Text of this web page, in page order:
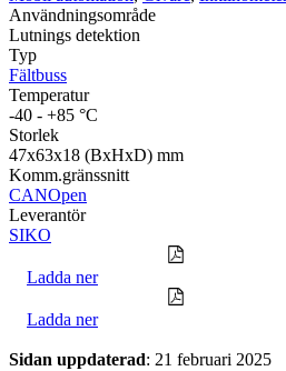
Användningsområde
Lutnings detektion
Typ
Fältbuss
Temperatur
-40 - +85 °C
Storlek
47x63x18 (BxHxD) mm
Komm.gränssnitt
CANOpen
Leverantör
SIKO
Ladda ner
Ladda ner
Sidan uppdaterad: 21 februari 2025